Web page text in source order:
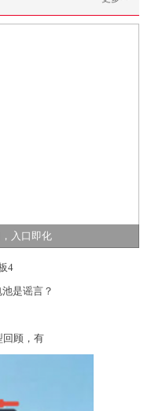
入口即化
4
是谣言？
回顾，有